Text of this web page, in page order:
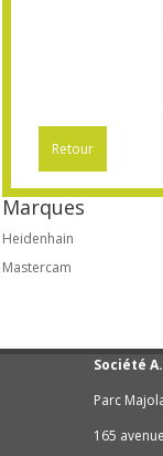
Retour
Marques
Heidenhain
Mastercam
Société
Parc
165